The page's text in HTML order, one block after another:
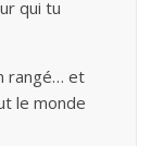
qui tu
rangé… et
le monde